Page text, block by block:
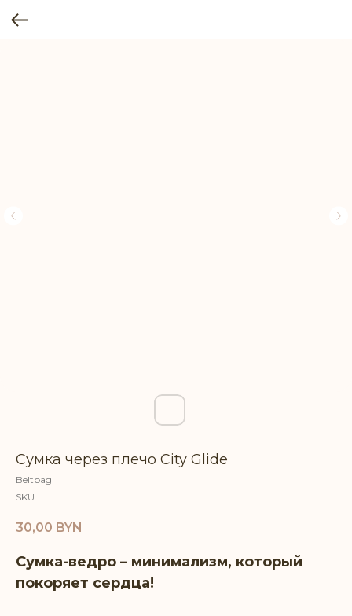
Сумка через плечо City Glide
Beltbag
SKU:
30,00 BYN
Сумка-ведро – минимализм, который
покоряет сердца!